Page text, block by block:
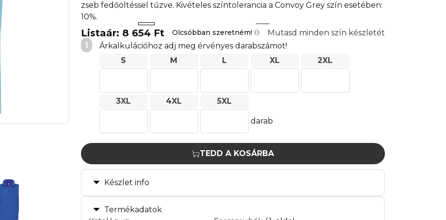
zseb fedőöltéssel tűzve. Kivételes színtolerancia a Convoy Grey szín esetében:
10%.
Listaár: 8 654 Ft Olcsóbban szeretném!
Mutasd minden szín készletét
1
Árkalkulációhoz adj meg érvényes darabszámot!
S
M L XL 2XL
3XL 4XL 5XL
darab
TEDD A KOSÁRBA
Készlet info
Termékadatok